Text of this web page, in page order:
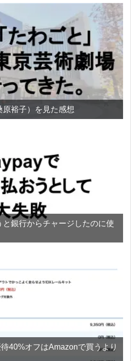
原裕子）を見た感想
銀行からチャージしたのに使
40%オフはAmazonで買うより